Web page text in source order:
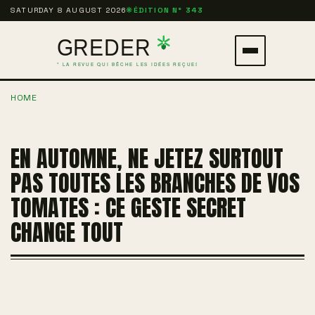
Aller
SATURDAY 8 AUGUST 2026❋ÉDITION N° 343
le
HOME
EN AUTOMNE, NE JETEZ SURTOUT
PAS TOUTES LES BRANCHES DE VOS
TOMATES : CE GESTE SECRET
CHANGE TOUT